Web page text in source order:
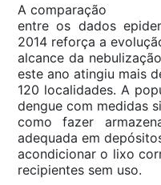
A comparação
entre os dados
2014 reforça a
alcance da
este ano atingiu mais
120 localidades. A
dengue com medidas
como fazer
adequada em
acondicionar o lixo
recipientes sem uso.